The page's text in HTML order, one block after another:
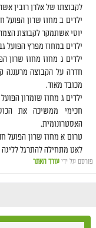
לקבוצתו של אלרן רובין
יוסי אשתמקר לקבוצת
ילדים במחוז מפרץ הפועל
חדרה על הקבוצה מרעננה
מכובד מאוד.
חכימי ממשיכה את
האסטרונומית.
לאט מתחילה להתרגל
פורסם על ידי עורך האתר